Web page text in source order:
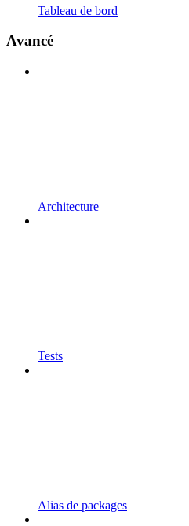
Tableau de bord
Avancé
Architecture
Tests
Alias de packages